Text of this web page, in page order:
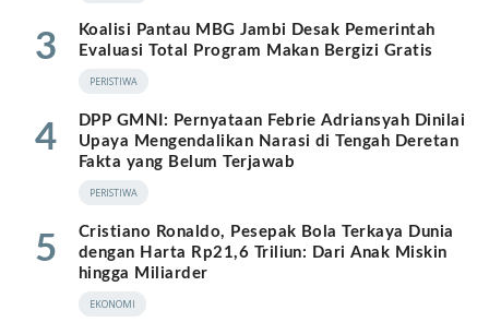
3
Koalisi Pantau MBG Jambi Desak Pemerintah
Evaluasi Total Program Makan Bergizi Gratis
PERISTIWA
4
DPP GMNI: Pernyataan Febrie Adriansyah Dinilai
Upaya Mengendalikan Narasi di Tengah Deretan
Fakta yang Belum Terjawab
PERISTIWA
5
Cristiano Ronaldo, Pesepak Bola Terkaya Dunia
dengan Harta Rp21,6 Triliun: Dari Anak Miskin
hingga Miliarder
EKONOMI